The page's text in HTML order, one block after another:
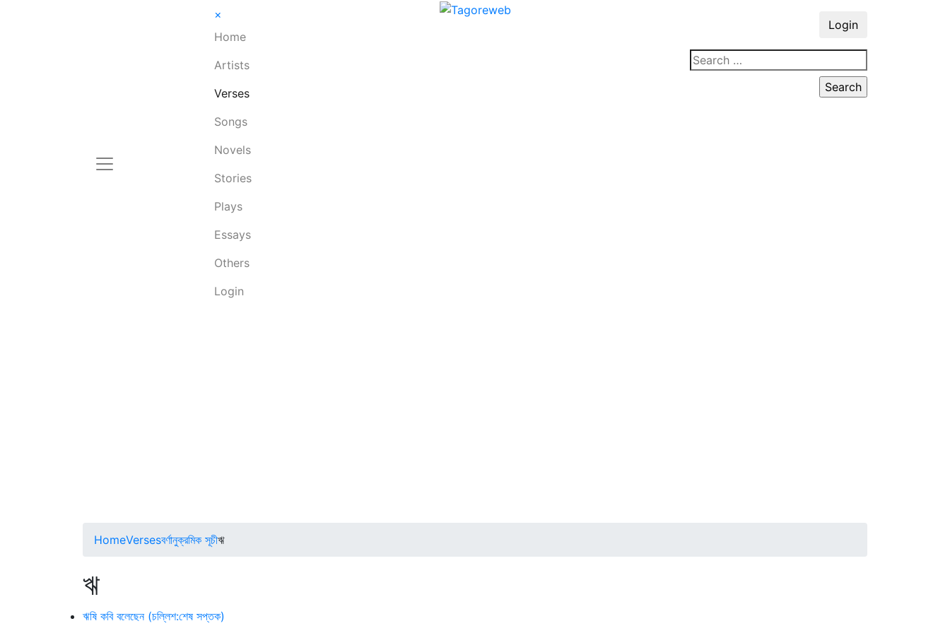
×
Home
Artists
Verses
Songs
Novels
Stories
Plays
Essays
Others
Login
Login
HomeVersesবর্ণানুক্রমিক সূচীঋ
ঋ
ঋষি কবি বলেছেন (চল্লিশ:শেষ সপ্তক)